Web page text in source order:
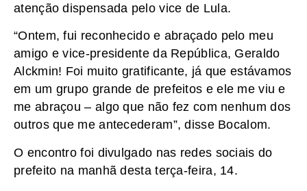
atenção dispensada pelo vice de Lula.
“Ontem, fui reconhecido e abraçado pelo meu
amigo e vice-presidente da República, Geraldo
Alckmin! Foi muito gratificante, já que estávamos
em um grupo grande de prefeitos e ele me viu e
me abraçou – algo que não fez com nenhum dos
outros que me antecederam”, disse Bocalom.
O encontro foi divulgado nas redes sociais do
prefeito na manhã desta terça-feira, 14.